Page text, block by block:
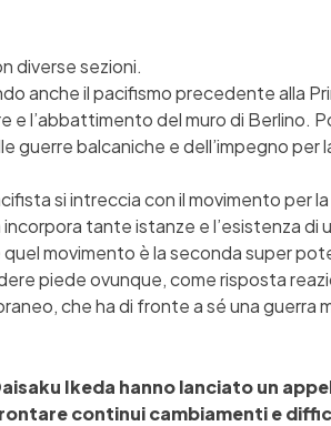
diverse sezioni.
anche il pacifismo precedente alla
e l’abbattimento del muro di Berlino.
guerre balcaniche e dell’impegno per
si intreccia con il movimento per
tante istanze e l’esistenza di
movimento è la seconda super
piede ovunque, come risposta
che ha di fronte a sé una guerra
Ikeda hanno lanciato un
continui cambiamenti e